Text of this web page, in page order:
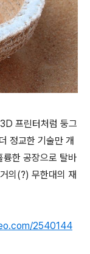
프린터처럼 둥그
정교한 기술만 개
륭한 공장으로 탈바
의(?) 무한대의 재
2540144